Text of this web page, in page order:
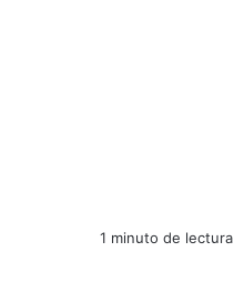
1 minuto de lectura